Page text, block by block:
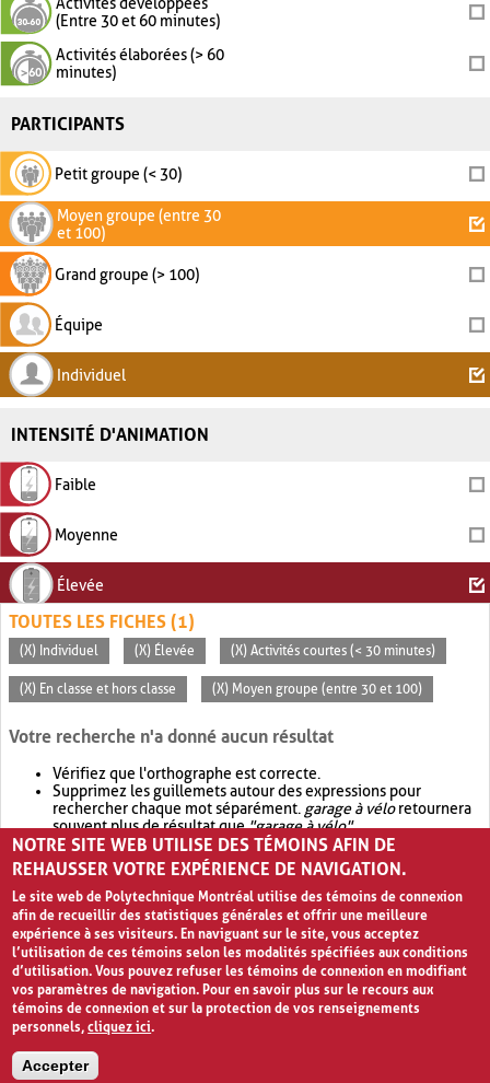
(Entre 30 et 60 minutes)
Activités élaborées (> 60
minutes)
PARTICIPANTS
Petit groupe (< 30)
Moyen groupe (entre 30
et 100)
Grand groupe (> 100)
Équipe
Individuel
INTENSITÉ D'ANIMATION
Faible
Moyenne
Élevée
TOUTES LES FICHES (1)
(X) Individuel (X) Élevée (X) Activités courtes (< 30 minutes)
(X) En classe et hors classe (X) Moyen groupe (entre 30 et 100)
Votre recherche n'a donné aucun résultat
Vérifiez que l'orthographe est correcte.
Supprimez les guillemets autour des expressions pour
rechercher chaque mot séparément. garage à véloretournera
souvent plus de résultat que"garage à vélo".
Envisagez d'élargir votre recherche avec OR.garage OR vélo
retournera souvent plus de résultat quegarage à vélo
NOTRE SITE WEB UTILISE DES TÉMOINS AFIN DE
REHAUSSER VOTRE EXPÉRIENCE DE NAVIGATION.
Le site web de Polytechnique Montréal utilise des témoins de connexion
afin de recueillir des statistiques générales et offrir une meilleure
expérience à ses visiteurs. En naviguant sur le site, vous acceptez
l’utilisation de ces témoins selon les modalités spécifiées aux conditions
d’utilisation. Vous pouvez refuser les témoins de connexion en modifiant
vos paramètres de navigation. Pour en savoir plus sur le recours aux
témoins de connexion et sur la protection de vos renseignements
personnels,cliquez ici.
Accepter